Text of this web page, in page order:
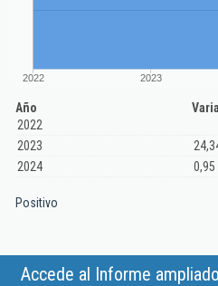
2022 2023
Año
2022
2023
2024
0,95
Positivo
Accede al Informe